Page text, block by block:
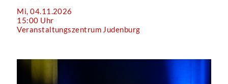
Mi, 04.11.2026
15:00 Uhr
Veranstaltungszentrum Judenburg